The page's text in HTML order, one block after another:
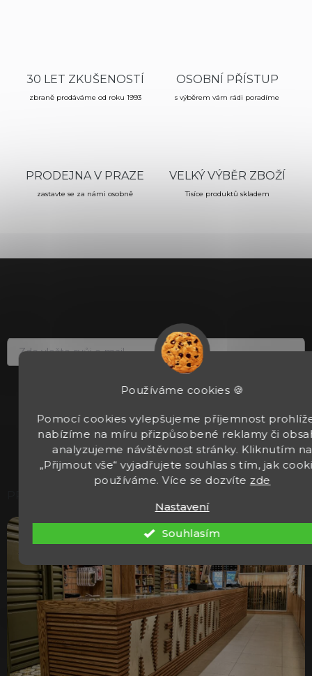
Používáme cookies 🍪
Pomocí cookies vylepšujeme příjemnost
nabízíme na míru přizpůsobené reklamy či
analyzujeme návštěvnost stránky. Kliknutím na
„Přijmout vše“ vyjadřujete souhlas s tím, jak
používáme. Více se dozvíte zde
Nastavení
Souhlasím
30 LET ZKUŠENOSTÍ
zbraně prodáváme od roku 1993
OSOBNÍ PŘÍSTUP
s výběrem vám rádi poradíme
PRODEJNA V PRAZE
zastavte se za námi osobně
VELKÝ VÝBĚR ZBOŽÍ
Tisíce produktů skladem
PŘIHLÁSIT K ODBĚRU
Přihlášením k odběru newsleteru souhlasíte se
zpracováním osobních údajů.